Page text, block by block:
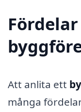
Att anlita ett
många